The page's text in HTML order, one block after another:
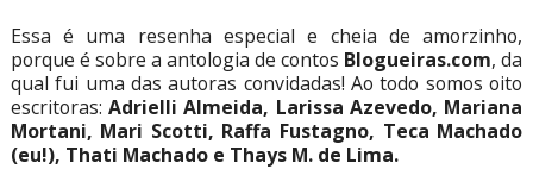
Essa é uma resenha especial e cheia de amorzinho,
porque é sobre a antologia de contos Blogueiras.com, da
qual fui uma das autoras convidadas! Ao todo somos oito
escritoras:Adrielli Almeida, Larissa Azevedo, Mariana
Mortani, Mari Scotti, Raffa Fustagno, Teca Machado
(eu!), Thati Machado e Thays M. de Lima.